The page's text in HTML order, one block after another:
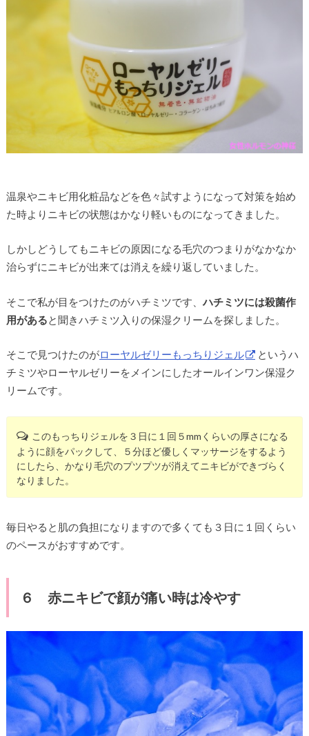
温泉やニキビ用化粧品などを色々試すようになって対策を始め
た時よりニキビの状態はかなり軽いものになってきました。
しかしどうしてもニキビの原因になる毛穴のつまりがなかなか
治らずにニキビが出来ては消えを繰り返していました。
そこで私が目をつけたのがハチミツです、ハチミツには殺菌作
用があると聞きハチミツ入りの保湿クリームを探しました。
そこで見つけたのがローヤルゼリーもっちりジェル
というハ
チミツやローヤルゼリーをメインにしたオールインワン保湿ク
リームです。
このもっちりジェルを３日に１回５mmくらいの厚さになる
ように顔をパックして、５分ほど優しくマッサージをするよう
にしたら、かなり毛穴のプツプツが消えてニキビができづらく
なりました。
毎日やると肌の負担になりますので多くても３日に１回くらい
のペースがおすすめです。
６ 赤ニキビで顔が痛い時は冷やす